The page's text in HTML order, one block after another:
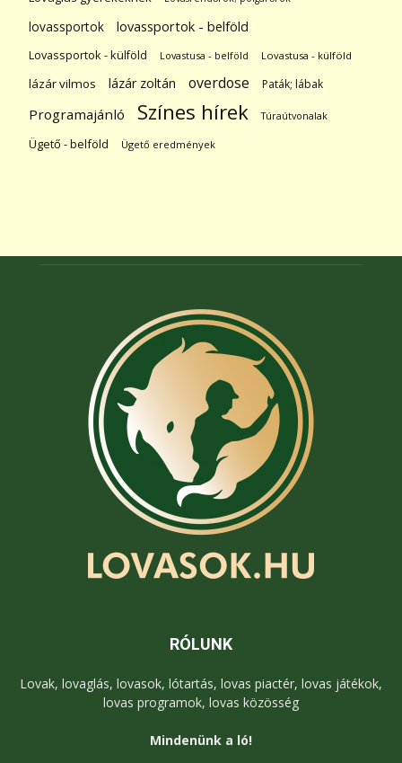
lovassportok lovassportok - belföld
Lovassportok - külföld Lovastusa - belföld Lovastusa - külföld
lázár vilmos lázár zoltán overdose Paták; lábak
Programajánló Színes hírek Túraútvonalak
Ügető - belföld Ügető eredmények
RÓLUNK
Lovak, lovaglás, lovasok, lótartás, lovas piactér, lovas játékok,
lovas programok, lovas közösség
Mindenünk a ló!